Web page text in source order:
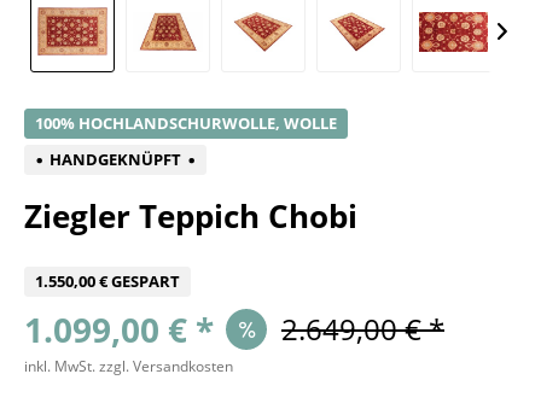
100% HOCHLANDSCHURWOLLE, WOLLE
HANDGEKNÜPFT
Ziegler Teppich Chobi
1.550,00 € GESPART
1.099,00 € * 2.649,00 € *
inkl. MwSt.zzgl. Versandkosten